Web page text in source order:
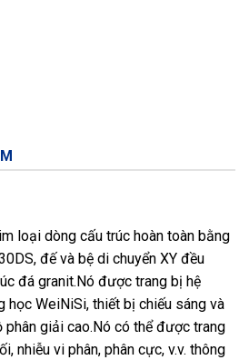
loại dòng cấu trúc hoàn toàn bằng
đế và bệ di chuyển XY đều
đá granit.Nó được trang bị hệ
học WeiNiSi, thiết bị chiếu sáng và
giải cao.Nó có thể được trang
nhiễu vi phân, phân cực, v.v. thông